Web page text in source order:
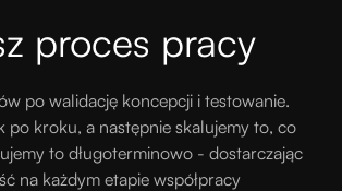
proces pracy
po walidację koncepcji i testowanie.
po kroku, a następnie skalujemy to, co
to długoterminowo - dostarczając
na każdym etapie współpracy